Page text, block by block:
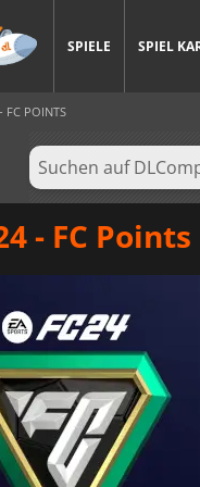
SPIELE SPIEL
FC POINTS
- FC Points